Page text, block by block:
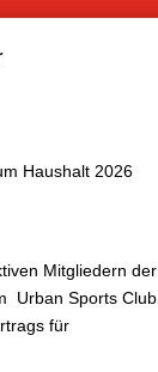
Haushalt 2026
Mitgliedern der
Urban Sports Club
für